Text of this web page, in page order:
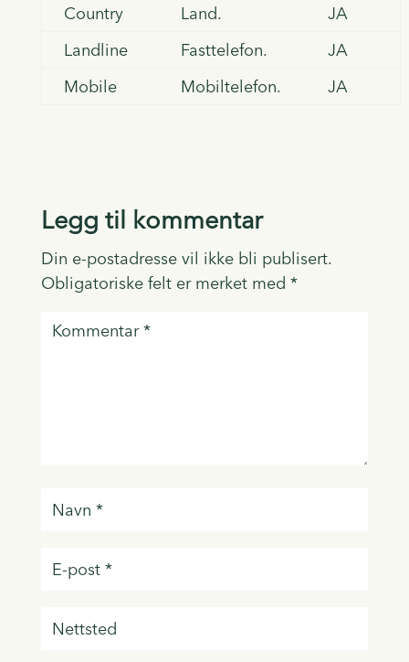
Country
Land.
JA
Landline
Fasttelefon.
JA
Mobile
Mobiltelefon. JA
Legg til kommentar
Din e-postadresse vil ikke bli publisert.
Obligatoriske felt er merket med *